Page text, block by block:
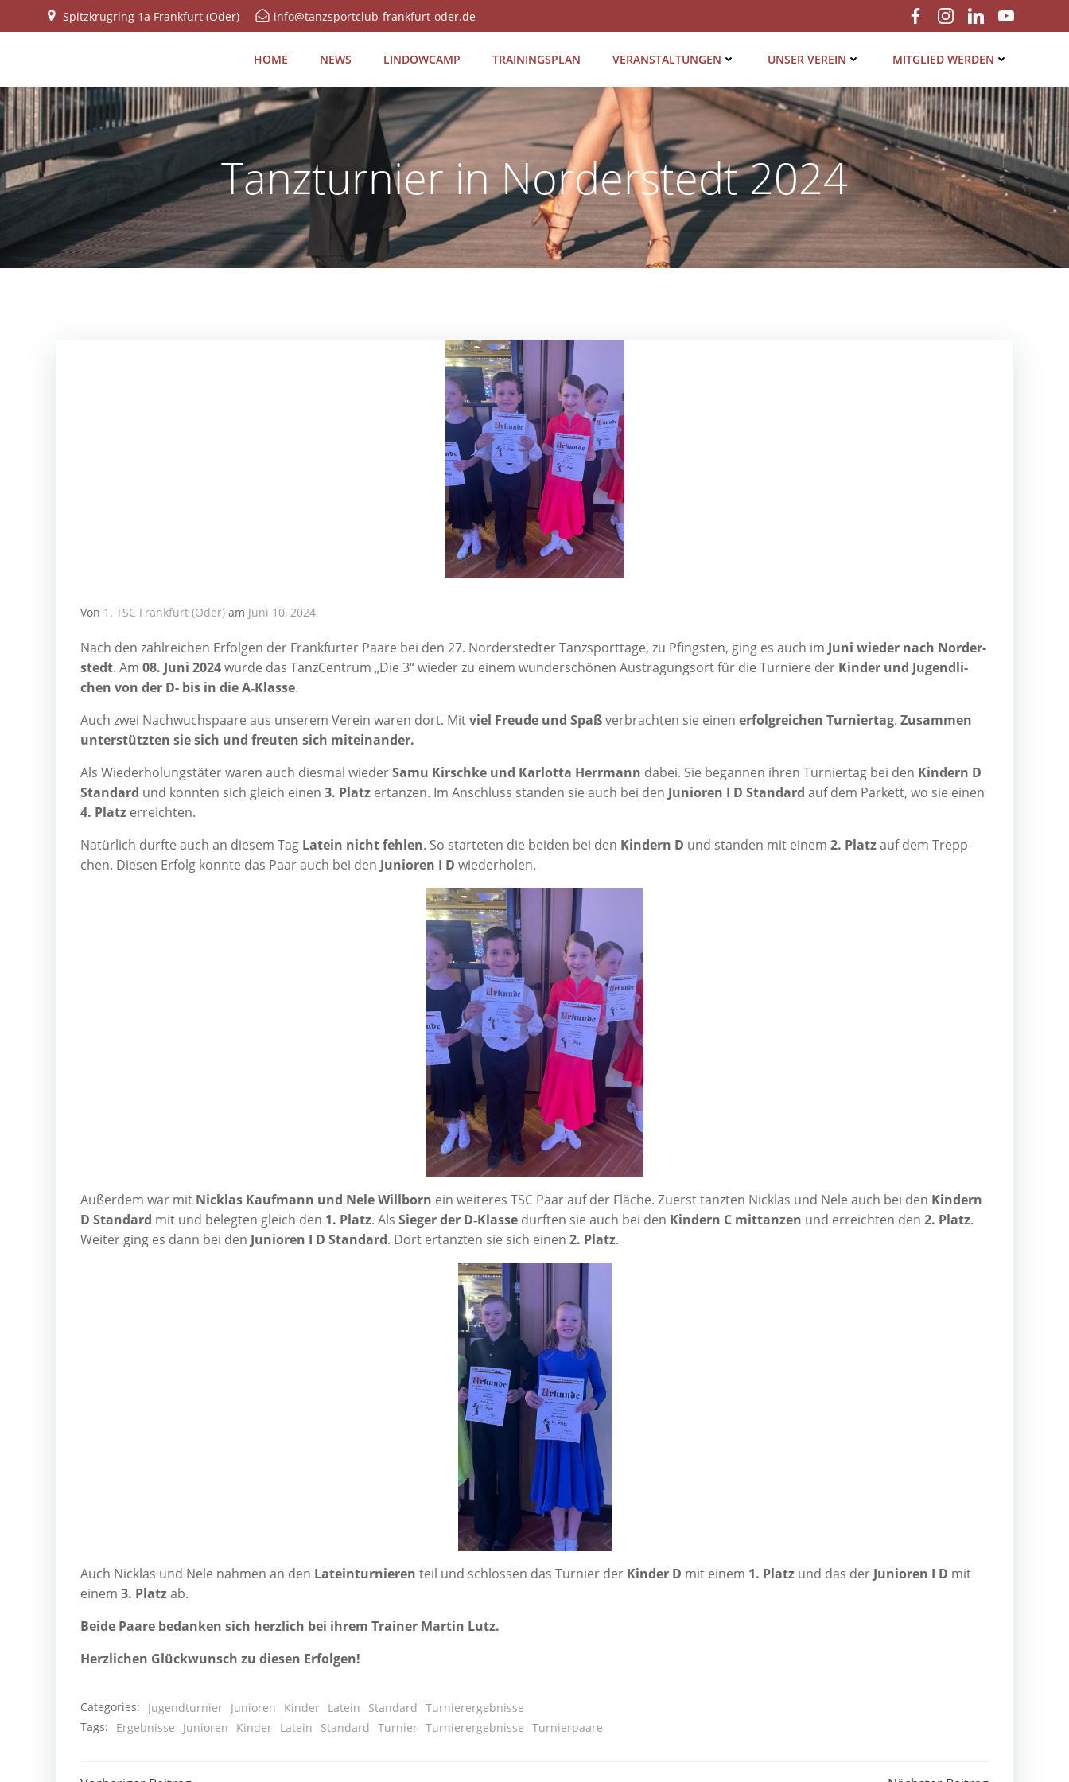
Inhalt
Spitzkrugring 1a Frankfurt (Oder) info@tanzsportclub-frankfurt-oder.de
HOME NEWS LIN­DOW­CAMP TRAI­NINGS­PLAN VER­AN­STAL­TUN­GEN UNSER VER­EIN MIT­GLIED WERDEN
Tanzturnier in Norderstedt 2024
Von 1. TSC Frankfurt (Oder) am Juni 10, 2024
Nach den zahl­rei­chen Erfol­gen der Frank­fur­ter Paa­re bei den 27. Nor­der­sted­ter Tanz­sport­ta­ge, zu Pfings­ten, ging es auch im Juni wie­der nach Nor­der­
stedt. Am 08. Juni 2024wur­de das Tanz­Cen­trum „Die 3“ wie­der zu einem wun­der­schö­nen Aus­tra­gungs­ort für die Tur­nie­re der Kin­der und Jugend­li­
chen von der D- bis in die A‑Klasse.
Auch zwei Nach­wuchs­paa­re aus unse­rem Ver­ein waren dort. Mitviel Freu­de und Spaßver­brach­ten sie einen erfolg­rei­chen Tur­nier­tag. Zusam­men
unter­stütz­ten sie sich und freu­ten sich mit­ein­an­der.
Als Wie­der­ho­lungs­tä­ter waren auch dies­mal wie­derSamu Kirsch­ke und Kar­lot­ta Herr­mann dabei. Sie began­nen ihren Tur­nier­tag bei den Kin­dern D
Stan­dard und konn­ten sich gleich einen 3. Platz ertan­zen. Im Anschluss stan­den sie auch bei den Junio­ren I D Stan­dard auf dem Par­kett, wo sie einen
4. Platz erreich­ten.
Natür­lich durf­te auch an die­sem Tag Latein nicht feh­len. So star­te­ten die bei­den bei den Kin­dern D und stan­den mit einem 2. Platzauf dem Trepp­
chen. Die­sen Erfolg konn­te das Paar auch bei den Junio­ren I D wiederholen.
Außer­dem war mit Nick­las Kauf­mann und Nele Will­born ein wei­te­res TSC Paar auf der Flä­che. Zuerst tanz­ten Nick­las und Nele auch bei den Kin­dern
D Stan­dard mit und beleg­ten gleich den 1. Platz. Als Sie­ger der D‑Klasse durf­ten sie auch bei den Kin­dern C mit­tan­zen und erreich­ten den 2. Platz.
Wei­ter ging es dann bei den Junio­ren I D Stan­dard. Dort ertanz­ten sie sich einen 2. Platz.
Auch Nick­las und Nele nah­men an den Latein­tur­nie­ren teil und schlos­sen das Tur­nier der Kin­der D mit einem 1. Platz und das der Junio­ren I D mit
einem 3. Platzab.
Bei­de Paa­re bedan­ken sich herz­lich bei ihrem Trai­ner Mar­tin Lutz.
Herz­li­chen Glück­wunsch zu die­sen Erfolgen!
Categories: Jugendturnier Junioren Kinder Latein Standard Turnierergebnisse
Tags:
Ergebnisse Junioren Kinder Latein Standard Turnier Turnierergebnisse Turnierpaare